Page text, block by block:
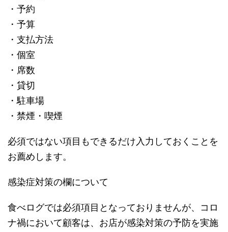
・予約
・予算
・支払方法
・個室
・席数
・貸切
・駐車場
・禁煙・喫煙
必須ではない項目もできるだけ入力しておくことを
お薦めします。
感染症対策の欄について
食べログでは必須項目となっておりませんが、コロ
ナ禍において顧客は、お店が感染対策の予防を実施